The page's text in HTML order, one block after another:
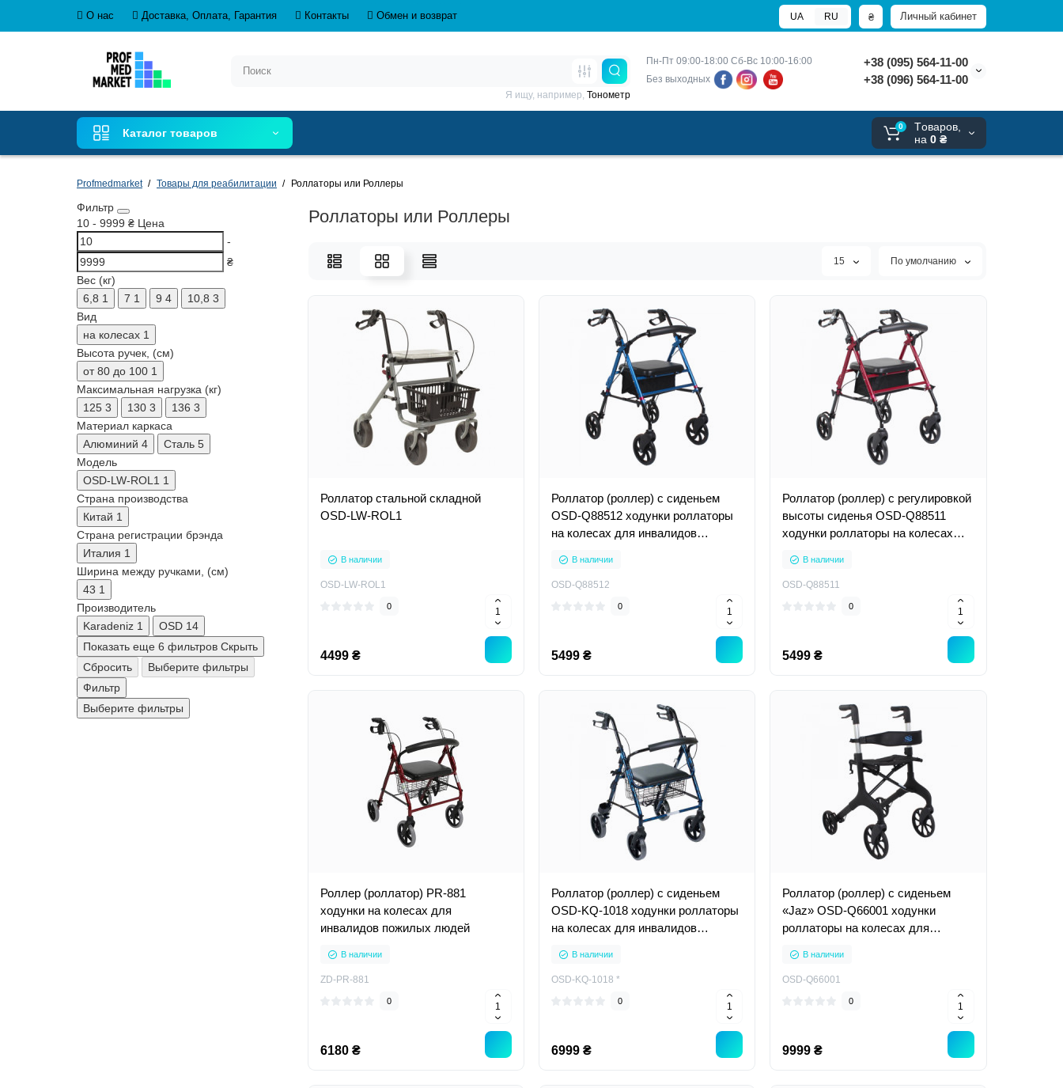
О нас Доставка, Оплата, Гарантия Контакты Обмен и возврат Личный кабинет
₴
UA RU
Пн-Пт 09:00-18:00 Сб-Вс 10:00-16:00
Без выходных
+38 (095) 564-11-00
+38 (096) 564-11-00
Я ищу, например, Тонометр
Каталог товаров
0
Tоваров,
на 0 ₴
Profmedmarket Товары для реабилитации Роллаторы или Роллеры
Фильтр
10 - 9999 ₴ Цена
-
₴
Вес (кг)
6,8 1 7 1 9 4 10,8 3
Вид
на колесах 1
Высота ручек, (см)
от 80 до 100 1
Максимальная нагрузка (кг)
125 3 130 3 136 3
Материал каркаса
Алюминий 4 Сталь 5
Модель
OSD-LW-ROL1 1
Страна производства
Китай 1
Страна регистрации брэнда
Италия 1
Ширина между ручками, (см)
43 1
Производитель
Karadeniz 1 OSD 14
Показать еще 6 фильтров Скрыть
Сбросить
Выберите фильтры
Фильтр
Выберите фильтры
Роллаторы или Роллеры
15 По умолчанию
Роллатор стальной складной
OSD-LW-ROL1
В наличии
OSD-LW-ROL1
0
4499 ₴
Роллатор (роллер) с сиденьем
OSD-Q88512 ходунки роллаторы
на колесах для инвалидов
В наличии
OSD-Q88512
0
5499 ₴
Роллатор (роллер) с регулировкой
высоты сиденья OSD-Q88511
ходунки роллаторы на колесах
В наличии
OSD-Q88511
0
5499 ₴
Роллер (роллатор) PR-881
ходунки на колесах для
инвалидов пожилых людей
В наличии
ZD-PR-881
0
6180 ₴
Роллатор (роллер) с сиденьем
OSD-KQ-1018 ходунки роллаторы
на колесах для инвалидов
В наличии
OSD-KQ-1018 *
0
6999 ₴
Роллатор (роллер) с сиденьем
«Jaz» OSD-Q66001 ходунки
роллаторы на колесах для
В наличии
OSD-Q66001
0
9999 ₴